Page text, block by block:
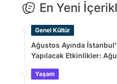
En Yeni
Genel Kültür
Ağustos Ayında
Yapılacak Etkinlikler:
Yaşam